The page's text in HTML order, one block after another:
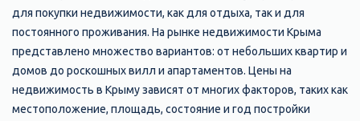
для покупки недвижимости, как для отдыха, так и для
постоянного проживания. На рынке недвижимости Крыма
представлено множество вариантов: от небольших квартир и
домов до роскошных вилл и апартаментов. Цены на
недвижимость в Крыму зависят от многих факторов, таких как
местоположение, площадь, состояние и год постройки